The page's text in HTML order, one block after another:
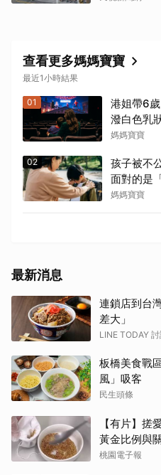
查看更多媽媽寶寶
最近1小時結果
01
港姐帶6
潑白色乳
控，看電
媽媽寶寶
02
孩子被不
面對的是
傷害」？
媽媽寶寶
最新消息
連鎖店到台
差大」
LINE TODAY
板橋美食戰
風」吸客
民生頭條
【有片】搓
黃金比例與
桃園電子報